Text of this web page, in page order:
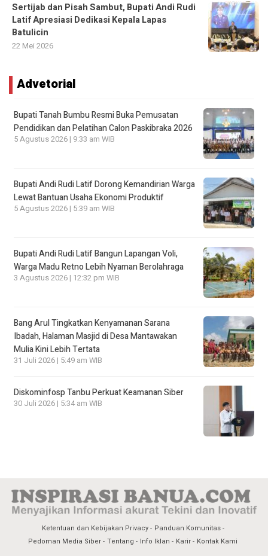
Sertijab dan Pisah Sambut, Bupati Andi Rudi
Latif Apresiasi Dedikasi Kepala Lapas
Batulicin
22 Mei 2026
Advetorial
Bupati Tanah Bumbu Resmi Buka Pemusatan
Pendidikan dan Pelatihan Calon Paskibraka 2026
5 Agustus 2026 | 9:33 am WIB
Bupati Andi Rudi Latif Dorong Kemandirian Warga
Lewat Bantuan Usaha Ekonomi Produktif
5 Agustus 2026 | 5:39 am WIB
Bupati Andi Rudi Latif Bangun Lapangan Voli,
Warga Madu Retno Lebih Nyaman Berolahraga
3 Agustus 2026 | 12:32 pm WIB
Bang Arul Tingkatkan Kenyamanan Sarana
Ibadah, Halaman Masjid di Desa Mantawakan
Mulia Kini Lebih Tertata
31 Juli 2026 | 5:49 am WIB
Diskominfosp Tanbu Perkuat Keamanan Siber
30 Juli 2026 | 5:34 am WIB
Ketentuan dan Kebijakan Privacy
Panduan Komunitas
Pedoman Media Siber Tentang Info Iklan Karir Kontak Kami